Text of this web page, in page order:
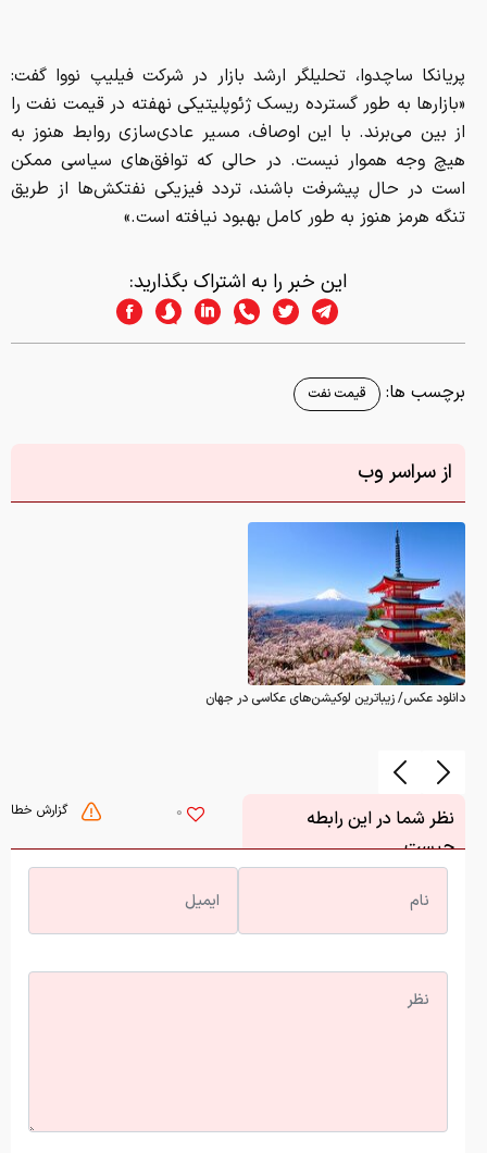
پریانکا ساچدوا، تحلیلگر ارشد بازار در شرکت فیلیپ نووا گفت:
«بازارها به طور گسترده ریسک ژئوپلیتیکی نهفته در قیمت نفت را
از بین می‌برند. با این اوصاف، مسیر عادی‌سازی روابط هنوز به
هیچ وجه هموار نیست. در حالی که توافق‌های سیاسی ممکن
است در حال پیشرفت باشند، تردد فیزیکی نفتکش‌ها از طریق
تنگه هرمز هنوز به طور کامل بهبود نیافته است.»
این خبر را به اشتراک بگذارید:
برچسب ها: قیمت نفت
از سراسر وب
دانلود عکس/ زیباترین لوکیشن‌های عکاسی در جهان
گزارش خطا 0
نظر شما در این رابطه
چیست